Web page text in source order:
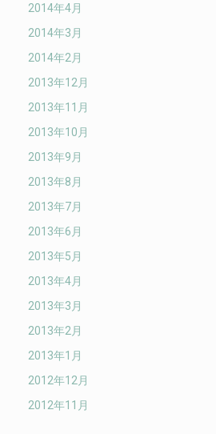
2014年4月
2014年3月
2014年2月
2013年12月
2013年11月
2013年10月
2013年9月
2013年8月
2013年7月
2013年6月
2013年5月
2013年4月
2013年3月
2013年2月
2013年1月
2012年12月
2012年11月